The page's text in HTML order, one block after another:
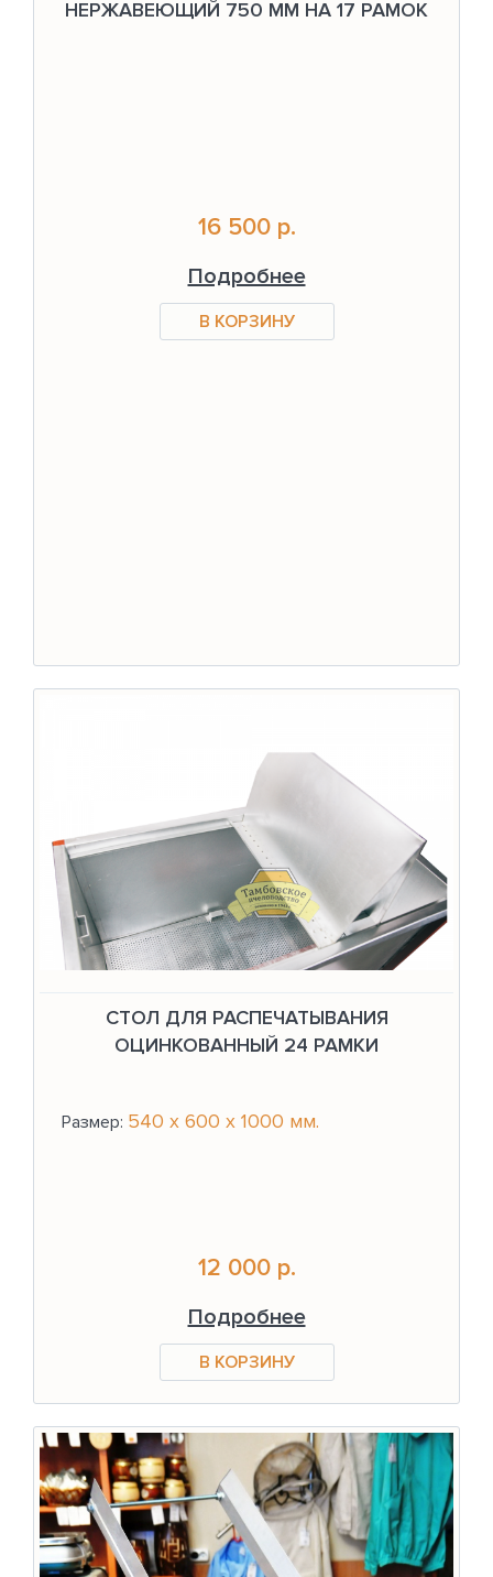
НЕРЖАВЕЮЩИЙ 750 ММ НА 17 РАМОК
16 500 р.
Подробнее
СТОЛ ДЛЯ РАСПЕЧАТЫВАНИЯ
ОЦИНКОВАННЫЙ 24 РАМКИ
Размер: 540 x 600 x 1000 мм.
12 000 р.
Подробнее